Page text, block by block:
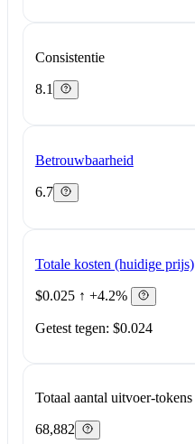
Consistentie
8.1
Betrouwbaarheid
6.7
Totale kosten (huidige prijs)
$0.025 ↑ +4.2%
Getest tegen: $0.024
Totaal aantal uitvoer-tokens
68,882